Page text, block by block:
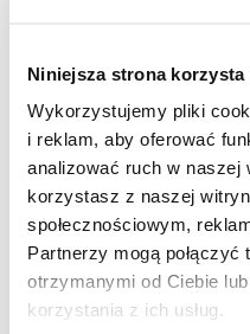
Niniejsza strona
Wykorzystujemy pliki
i reklam, aby oferować
analizować ruch w naszej
korzystasz z naszej
społecznościowym,
Partnerzy mogą
otrzymanymi od Ciebie
korzystania z ich usług.
wyposażony został
przechowywanie
długopis. Nie zajmuje
się w codziennych
pojazdów